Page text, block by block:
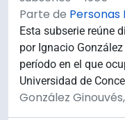
Parte de
Esta subserie reúne
por Ignacio
período en el que
Universidad de
González